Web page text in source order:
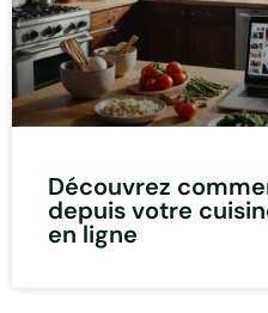
Découvrez
depuis votre
en ligne